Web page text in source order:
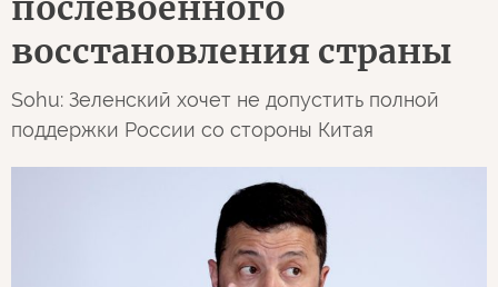
восстановления страны
Sohu: Зеленский хочет не допустить полной
поддержки России со стороны Китая